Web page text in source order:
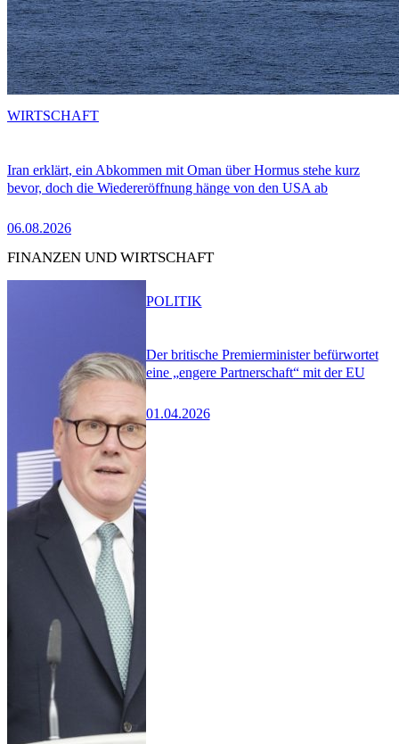
Iran erklärt, ein Abkommen mit Oman über Hormus stehe kurz
bevor, doch die Wiedereröffnung hänge von den USA ab
06.08.2026
WIRTSCHAFT
FINANZEN UND WIRTSCHAFT
Der britische Premierminister befürwortet
eine „engere Partnerschaft“ mit der EU
01.04.2026
POLITIK